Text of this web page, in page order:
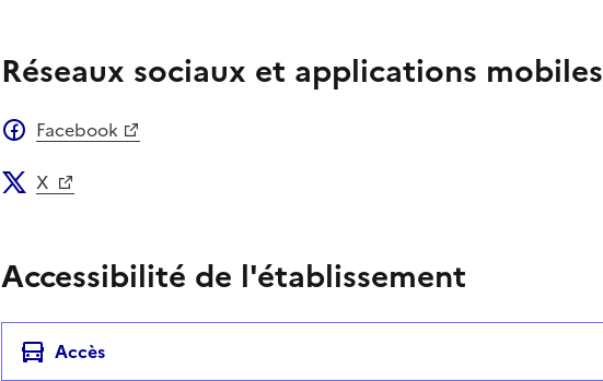
Réseaux sociaux et applications mobiles
Facebook
X
Accessibilité de l'établissement
Accès